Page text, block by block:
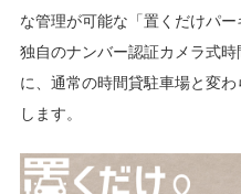
な管理が可能な「置くだけパー
独自のナンバー認証カメラ式
に、通常の時間貸駐車場と変
します。